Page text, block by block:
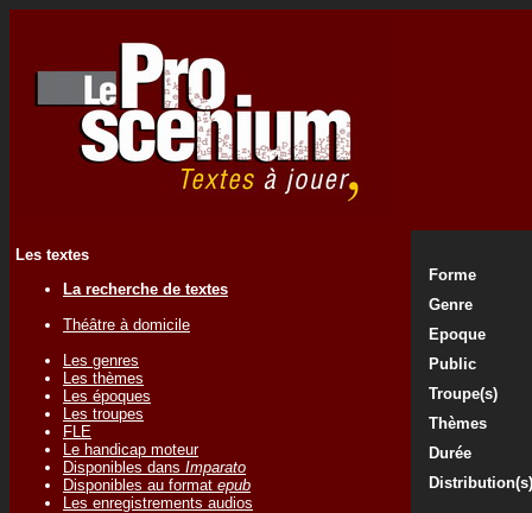
Les textes
La recherche de textes
Théâtre à domicile
Les genres
Les thèmes
Les époques
Les troupes
FLE
Le handicap moteur
Disponibles dans Imparato
Disponibles au format epub
Les enregistrements audios
Forme
Genre
Epoque
Public
Troupe(s)
Thèmes
Durée
Distribution(s)